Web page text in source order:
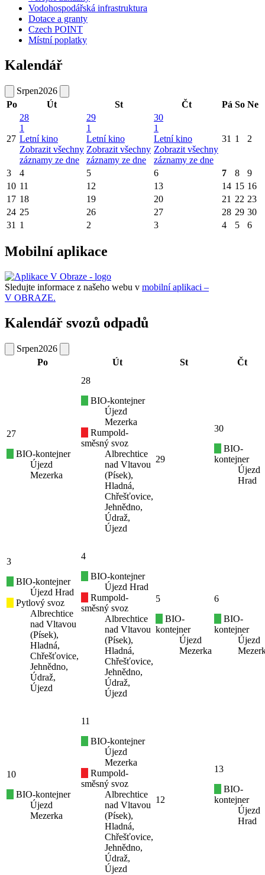
Vodohospodářská infrastruktura
Dotace a granty
Czech POINT
Místní poplatky
Kalendář
Srpen2026
Po
Út St Čt Pá So Ne
27
28
1
Letní kino
Zobrazit všechny
záznamy ze dne
29
1
Letní kino
Zobrazit všechny
záznamy ze dne
30
1
Letní kino
Zobrazit všechny
záznamy ze dne
31 1 2
3 4 5 6 7 8
9
10 11 12 13 14 15 16
17 18 19 20 21 22 23
24 25 26 27 28 29 30
31 1 2 3 4 5 6
Mobilní aplikace
Sledujte informace z našeho webu v mobilní aplikaci –
V OBRAZE.
Kalendář svozů odpadů
Srpen2026
Po
Út St Čt
27
BIO-kontejner
Újezd
Mezerka
28
BIO-kontejner
Újezd
Mezerka
Rumpold-
směsný svoz
Albrechtice
nad Vltavou
(Písek),
Hladná,
Chřešťovice,
Jehnědno,
Údraž,
Újezd
29
30
BIO-
kontejner
Újezd
Hrad
3
BIO-kontejner
Újezd Hrad
Pytlový svoz
Albrechtice
nad Vltavou
(Písek),
Hladná,
Chřešťovice,
Jehnědno,
Údraž,
Újezd
4
BIO-kontejner
Újezd Hrad
Rumpold-
směsný svoz
Albrechtice
nad Vltavou
(Písek),
Hladná,
Chřešťovice,
Jehnědno,
Údraž,
Újezd
5
BIO-
kontejner
Újezd
Mezerka
6
BIO-
kontejner
Újezd
10
BIO-kontejner
Újezd
Mezerka
11
BIO-kontejner
Újezd
Mezerka
Rumpold-
směsný svoz
Albrechtice
nad Vltavou
(Písek),
Hladná,
Chřešťovice,
Jehnědno,
Údraž,
Újezd
12
13
BIO-
kontejner
Újezd
Hrad